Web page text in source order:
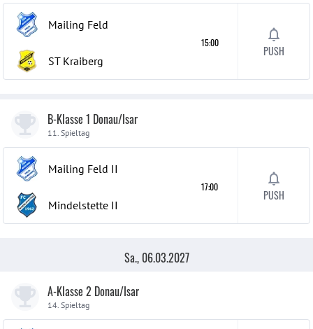
Mailing Feld
ST Kraiberg
15:00
PUSH
B-Klasse 1 Donau/Isar
11. Spieltag
Mailing Feld II
Mindelstette II
17:00
PUSH
Sa., 06.03.2027
A-Klasse 2 Donau/Isar
14. Spieltag